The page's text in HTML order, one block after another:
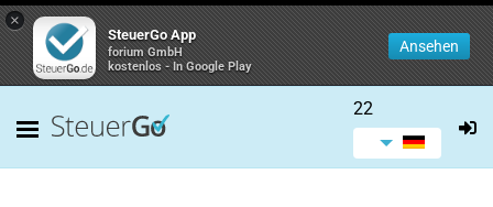
×
SteuerGo App
forium GmbH
kostenlos - In Google Play
Ansehen
22